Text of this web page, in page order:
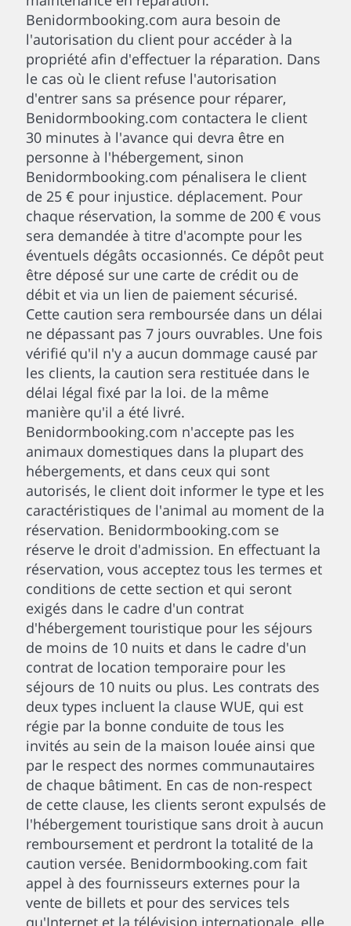
Benidormbooking.com aura besoin de
l'autorisation du client pour accéder à la
propriété afin d'effectuer la réparation. Dans
le cas où le client refuse l'autorisation
d'entrer sans sa présence pour réparer,
Benidormbooking.com contactera le client
30 minutes à l'avance qui devra être en
personne à l'hébergement, sinon
Benidormbooking.com pénalisera le client
de 25 € pour injustice. déplacement. Pour
chaque réservation, la somme de 200 € vous
sera demandée à titre d'acompte pour les
éventuels dégâts occasionnés. Ce dépôt peut
être déposé sur une carte de crédit ou de
débit et via un lien de paiement sécurisé.
Cette caution sera remboursée dans un délai
ne dépassant pas 7 jours ouvrables. Une fois
vérifié qu'il n'y a aucun dommage causé par
les clients, la caution sera restituée dans le
délai légal fixé par la loi. de la même
manière qu'il a été livré.
Benidormbooking.com n'accepte pas les
animaux domestiques dans la plupart des
hébergements, et dans ceux qui sont
autorisés, le client doit informer le type et les
caractéristiques de l'animal au moment de la
réservation. Benidormbooking.com se
réserve le droit d'admission. En effectuant la
réservation, vous acceptez tous les termes et
conditions de cette section et qui seront
exigés dans le cadre d'un contrat
d'hébergement touristique pour les séjours
de moins de 10 nuits et dans le cadre d'un
contrat de location temporaire pour les
séjours de 10 nuits ou plus. Les contrats des
deux types incluent la clause WUE, qui est
régie par la bonne conduite de tous les
invités au sein de la maison louée ainsi que
par le respect des normes communautaires
de chaque bâtiment. En cas de non-respect
de cette clause, les clients seront expulsés de
l'hébergement touristique sans droit à aucun
remboursement et perdront la totalité de la
caution versée. Benidormbooking.com fait
appel à des fournisseurs externes pour la
vente de billets et pour des services tels
qu'Internet et la télévision internationale, elle